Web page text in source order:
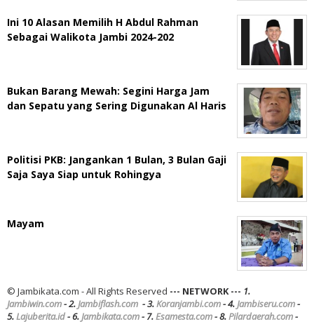
Ini 10 Alasan Memilih H Abdul Rahman
Sebagai Walikota Jambi 2024-202
Bukan Barang Mewah: Segini Harga Jam
dan Sepatu yang Sering Digunakan Al Haris
Politisi PKB: Jangankan 1 Bulan, 3 Bulan Gaji
Saja Saya Siap untuk Rohingya
Mayam
© Jambikata.com - All Rights Reserved --- NETWORK --- 1.
Jambiwin.com- 2.Jambiflash.com - 3.Koranjambi.com- 4.Jambiseru.com-
5.Lajuberita.id- 6.Jambikata.com- 7.Esamesta.com- 8.Pilardaerah.com-